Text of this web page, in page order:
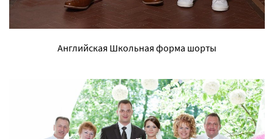
Английская Школьная форма шорты